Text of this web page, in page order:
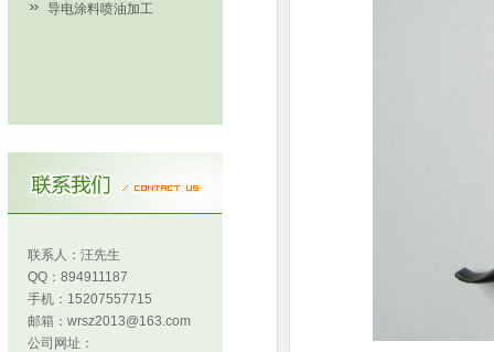
联系人：汪先生
QQ：894911187
手机：15207557715
邮箱：wrsz2013@163.com
公司网址：
导电涂料喷油加工